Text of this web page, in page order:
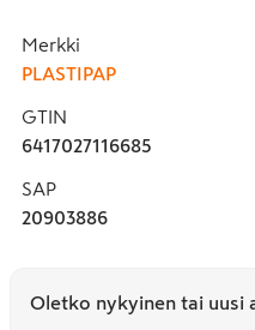
Merkki
PLASTIPAP
GTIN
6417027116685
SAP
20903886
Oletko nykyinen tai uusi